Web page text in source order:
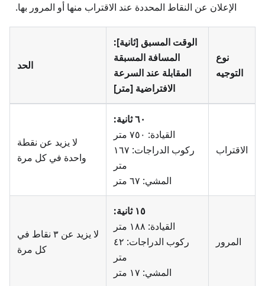
الإعلان عن النقاط المحددة عند الاقتراب منها أو المرور بها.
نوع
التوجيه
الوقت المسبق [ثانية]:
المسافة المسبقة
المقابلة عند السرعة
الافتراضية [متر]
الحد
الاقتراب
٦٠ ثانية:
القيادة: ٧٥٠ متر
ركوب الدراجات: ١٦٧
متر
المشي: ٦٧ متر
لا يزيد عن نقطة
واحدة في كل مرة
المرور
١٥ ثانية:
القيادة: ١٨٨ متر
ركوب الدراجات: ٤٢
متر
المشي: ١٧ متر
لا يزيد عن ٣ نقاط في
كل مرة